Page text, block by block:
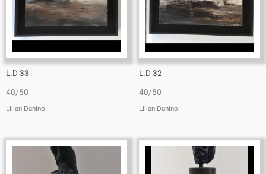
L.D 33
40/50
Lilian Danino
L.D 32
40/50
Lilian Danino